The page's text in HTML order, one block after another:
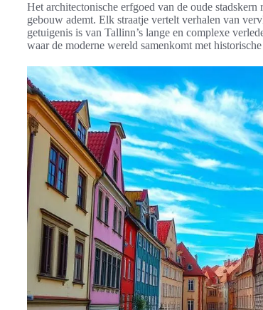
Het architectonische erfgoed van de oude
gebouw ademt. Elk straatje vertelt verhalen van
getuigenis is van Tallinn’s lange en complexe
waar de moderne wereld samenkomt met